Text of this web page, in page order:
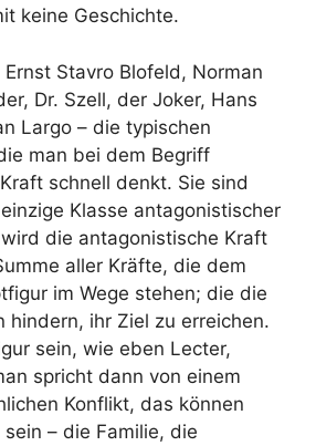
keine Geschichte.
Stavro Blofeld, Norman
Dr. Szell, der Joker, Hans
Largo – die typischen
man bei dem Begriff
schnell denkt. Sie sind
Klasse antagonistischer
die antagonistische Kraft
aller Kräfte, die dem
im Wege stehen; die die
hindern, ihr Ziel zu erreichen.
sein, wie eben Lecter,
spricht dann von einem
Konflikt, das können
– die Familie, die